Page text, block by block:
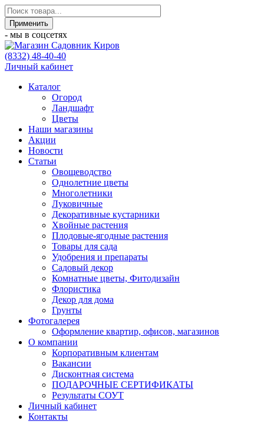
- мы в соцсетях
(8332) 48-40-40
Личный кабинет
Каталог
Огород
Ландшафт
Цветы
Наши магазины
Акции
Новости
Статьи
Овощеводство
Однолетние цветы
Многолетники
Луковичные
Декоративные кустарники
Хвойные растения
Плодовые-ягодные растения
Товары для сада
Удобрения и препараты
Садовый декор
Комнатные цветы, Фитодизайн
Флористика
Декор для дома
Грунты
Фотогалерея
Оформление квартир, офисов, магазинов
О компании
Корпоративным клиентам
Вакансии
Дисконтная система
ПОДАРОЧНЫЕ СЕРТИФИКАТЫ
Результаты СОУТ
Личный кабинет
Контакты